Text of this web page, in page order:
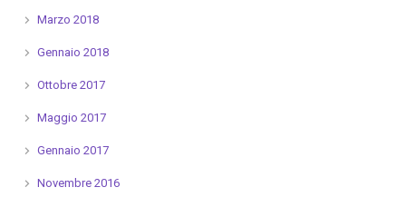
Marzo 2018
Gennaio 2018
Ottobre 2017
Maggio 2017
Gennaio 2017
Novembre 2016